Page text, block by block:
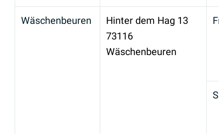
Wäschenbeuren
Hinter dem Hag 13
73116
Wäschenbeuren